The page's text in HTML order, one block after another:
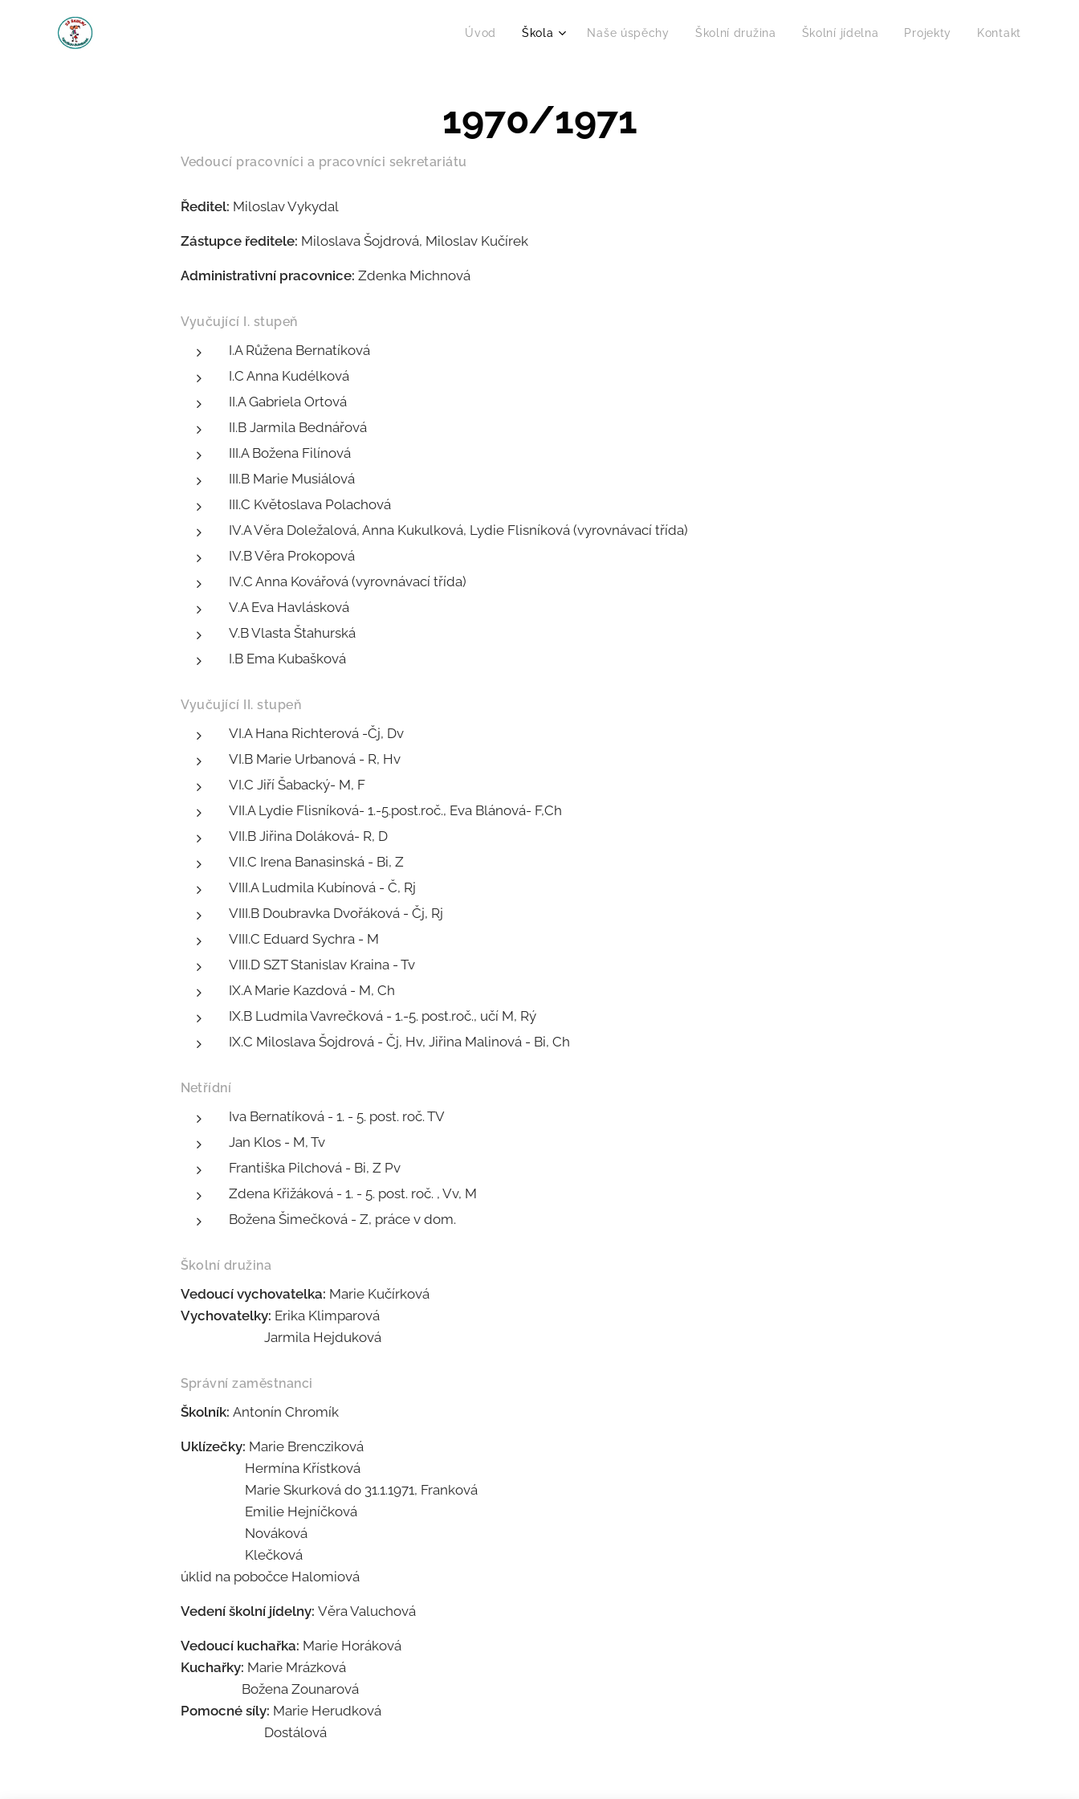
Úvod Škola Naše úspěchy Školní družina Školní jídelna Projekty Kontakt
1970/1971
Vedoucí pracovníci a pracovníci sekretariátu
Ředitel: Miloslav Vykydal
Zástupce ředitele: Miloslava Šojdrová, Miloslav Kučírek
Administrativní pracovnice: Zdenka Michnová
Vyučující I. stupeň
I.A Růžena Bernatíková
I.C Anna Kudélková
II.A Gabriela Ortová
II.B Jarmila Bednářová
III.A Božena Filínová
III.B Marie Musiálová
III.C Květoslava Polachová
IV.A Věra Doležalová, Anna Kukulková, Lydie Flisníková (vyrovnávací třída)
IV.B Věra Prokopová
IV.C Anna Kovářová (vyrovnávací třída)
V.A Eva Havlásková
V.B Vlasta Štahurská
I.B Ema Kubašková
Vyučující II. stupeň
VI.A Hana Richterová -Čj, Dv
VI.B Marie Urbanová - R, Hv
VI.C Jiří Šabacký- M, F
VII.A Lydie Flisníková- 1.-5.post.roč., Eva Blánová- F,Ch
VII.B Jiřina Doláková- R, D
VII.C Irena Banasinská - Bi, Z
VIII.A Ludmila Kubínová - Č, Rj
VIII.B Doubravka Dvořáková - Čj, Rj
VIII.C Eduard Sychra - M
VIII.D SZT Stanislav Kraina - Tv
IX.A Marie Kazdová - M, Ch
IX.B Ludmila Vavrečková - 1.-5. post.roč., učí M, Rý
IX.C Miloslava Šojdrová - Čj, Hv, Jiřina Malinová - Bi, Ch
Netřídní
Iva Bernatíková - 1. - 5. post. roč. TV
Jan Klos - M, Tv
Františka Pilchová - Bi, Z Pv
Zdena Křižáková - 1. - 5. post. roč. , Vv, M
Božena Šimečková - Z, práce v dom.
Školní družina
Vedoucí vychovatelka: Marie Kučírková
Vychovatelky: Erika Klimparová
Jarmila Hejduková
Správní zaměstnanci
Školník: Antonín Chromík
Uklízečky: Marie Brencziková
Hermína Křístková
Marie Skurková do 31.1.1971, Franková
Emilie Hejníčková
Nováková
Klečková
úklid na pobočce Halomiová
Vedení školní jídelny: Věra Valuchová
Vedoucí kuchařka: Marie Horáková
Kuchařky: Marie Mrázková
Božena Zounarová
Pomocné síly: Marie Herudková
Dostálová